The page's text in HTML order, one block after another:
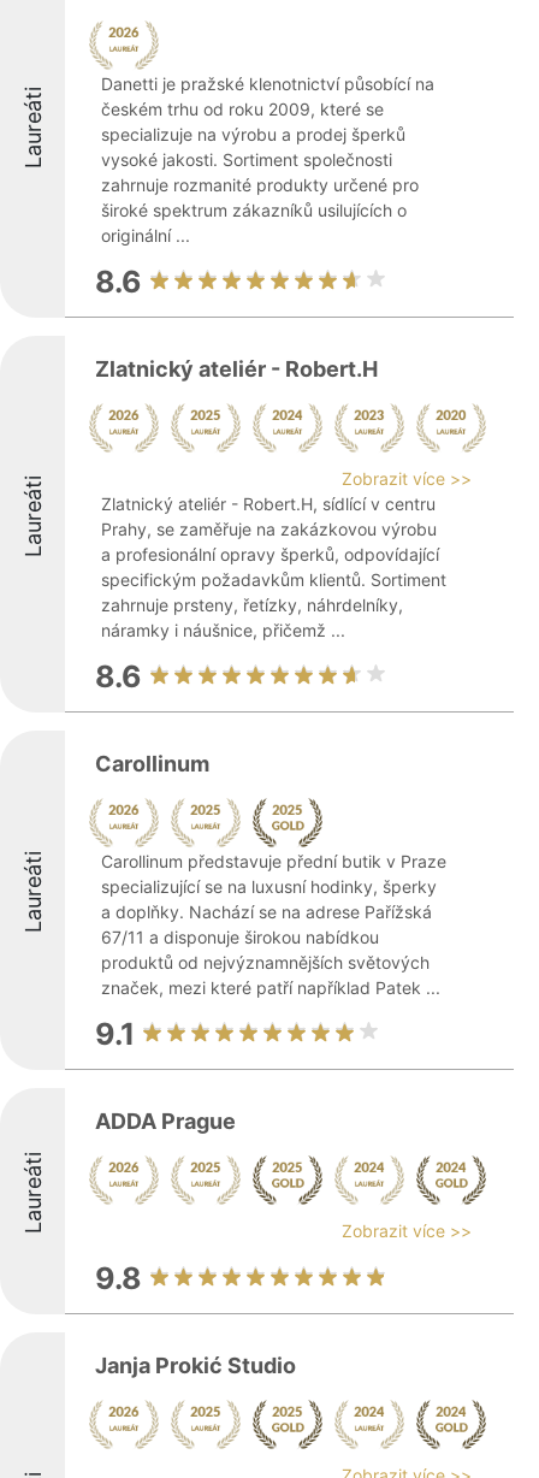
Laureáti
Danetti je pražské klenotnictví působící na
českém trhu od roku 2009, které se
specializuje na výrobu a prodej šperků
vysoké jakosti. Sortiment společnosti
zahrnuje rozmanité produkty určené pro
široké spektrum zákazníků usilujících o
originální ...
8.6
Laureáti
Zlatnický ateliér - Robert.H
Zobrazit více >>
Zlatnický ateliér - Robert.H, sídlící v centru
Prahy, se zaměřuje na zakázkovou výrobu
a profesionální opravy šperků, odpovídající
specifickým požadavkům klientů. Sortiment
zahrnuje prsteny, řetízky, náhrdelníky,
náramky i náušnice, přičemž ...
8.6
Laureáti
Carollinum
Carollinum představuje přední butik v Praze
specializující se na luxusní hodinky, šperky
a doplňky. Nachází se na adrese Pařížská
67/11 a disponuje širokou nabídkou
produktů od nejvýznamnějších světových
značek, mezi které patří například Patek ...
9.1
Laureáti
ADDA Prague
Zobrazit více >>
9.8
Janja Prokić Studio